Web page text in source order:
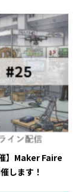
】Maker Faire
します！